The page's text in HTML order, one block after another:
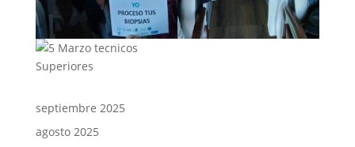
septiembre 2025
agosto 2025